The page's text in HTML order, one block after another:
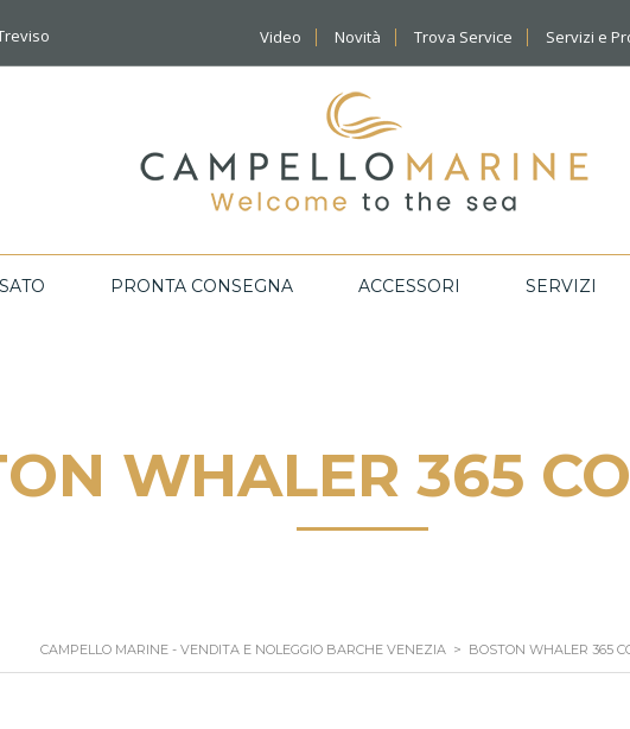
Video Novità Trova Service Servizi e
PRONTA CONSEGNA ACCESSORI
SERVIZI
WHALER 365
CAMPELLO MARINE - VENDITA E NOLEGGIO BARCHE VENEZIA > BOSTON WHALER 365